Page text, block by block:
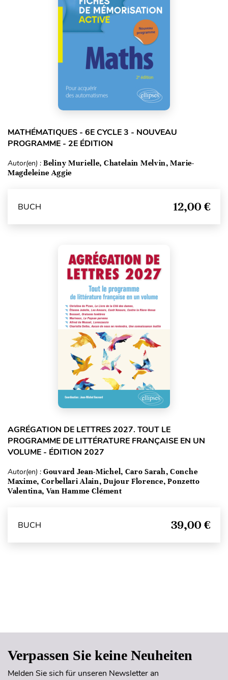
MATHÉMATIQUES - 6E CYCLE 3 - NOUVEAU
PROGRAMME - 2E ÉDITION
Autor(en) : Beliny Murielle, Chatelain Melvin, Marie-
Magdeleine Aggie
BUCH 12,00 €
AGRÉGATION DE LETTRES 2027. TOUT LE
PROGRAMME DE LITTÉRATURE FRANÇAISE EN UN
VOLUME - ÉDITION 2027
Autor(en) : Gouvard Jean-Michel, Caro Sarah, Conche
Maxime, Corbellari Alain, Dujour Florence, Ponzetto
Valentina, Van Hamme Clément
BUCH 39,00 €
Verpassen Sie keine Neuheiten
Melden Sie sich für unseren Newsletter an